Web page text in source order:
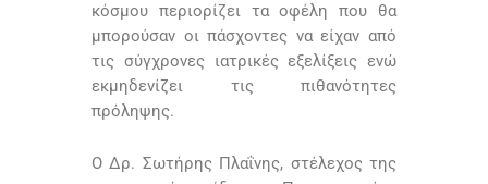
κόσμου περιορίζει τα οφέλη που θα
μπορούσαν οι πάσχοντες να είχαν από
τις σύγχρονες ιατρικές εξελίξεις ενώ
εκμηδενίζει τις πιθανότητες
πρόληψης.
Ο Δρ. Σωτήρης Πλαΐνης, στέλεχος της